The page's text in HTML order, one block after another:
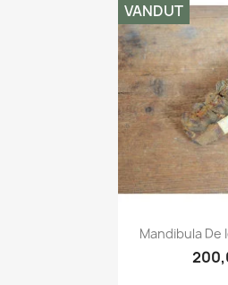

Mandibula De
VANDUT